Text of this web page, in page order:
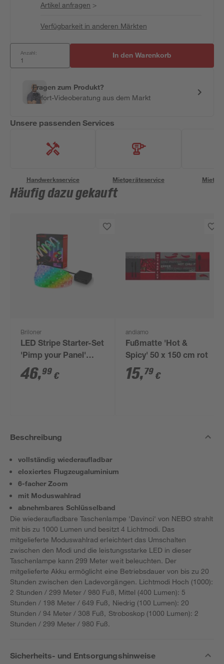
Artikel anfragen >
Verfügbarkeit in anderen Märkten
Anzahl: In den Warenkorb
Fragen zum Produkt?
Sofort-Videoberatung aus dem Markt
Unsere passenden Services
Handwerksservice Mietgeräteservice
Häufig dazu gekauft
Briloner
LED Stripe Starter-Set
'Pimp your Panel'
RGB/W 250 lm 3000 K
einstellbares weiß 2,6
46,99 €
andiamo
Fußmatte 'Hot &
Spicy' 50 x 150 cm rot
15,79 €
Beschreibung
vollständig wiederaufladbar
eloxiertes Flugzeugaluminium
6-facher Zoom
mit Moduswahlrad
abnehmbares Schlüsselband
Die wiederaufladbare Taschenlampe 'Davinci' von NEBO strahlt
mit bis zu 1000 Lumen und besitzt 4 Lichtmodi. Das
mitgelieferte Moduswahlrad erleichtert das Umschalten
zwischen den Modi und die leistungsstarke LED in dieser
Taschenlampe kann 299 Meter weit beleuchten. Der
mitgelieferte Akku ermöglicht eine Betriebsdauer von bis zu 20
Stunden zwischen den Ladevorgängen. Lichtmodi Hoch (1000):
2 Stunden / 299 Meter / 980 Fuß, Mittel (400 Lumen): 5
Stunden / 198 Meter / 649 Fuß, Niedrig (100 Lumen): 20
Stunden / 94 Meter / 308 Fuß, Stroboskop (1000 Lumen): 2
Stunden / 299 Meter / 980 Fuß.
Sicherheits- und Entsorgungshinweise